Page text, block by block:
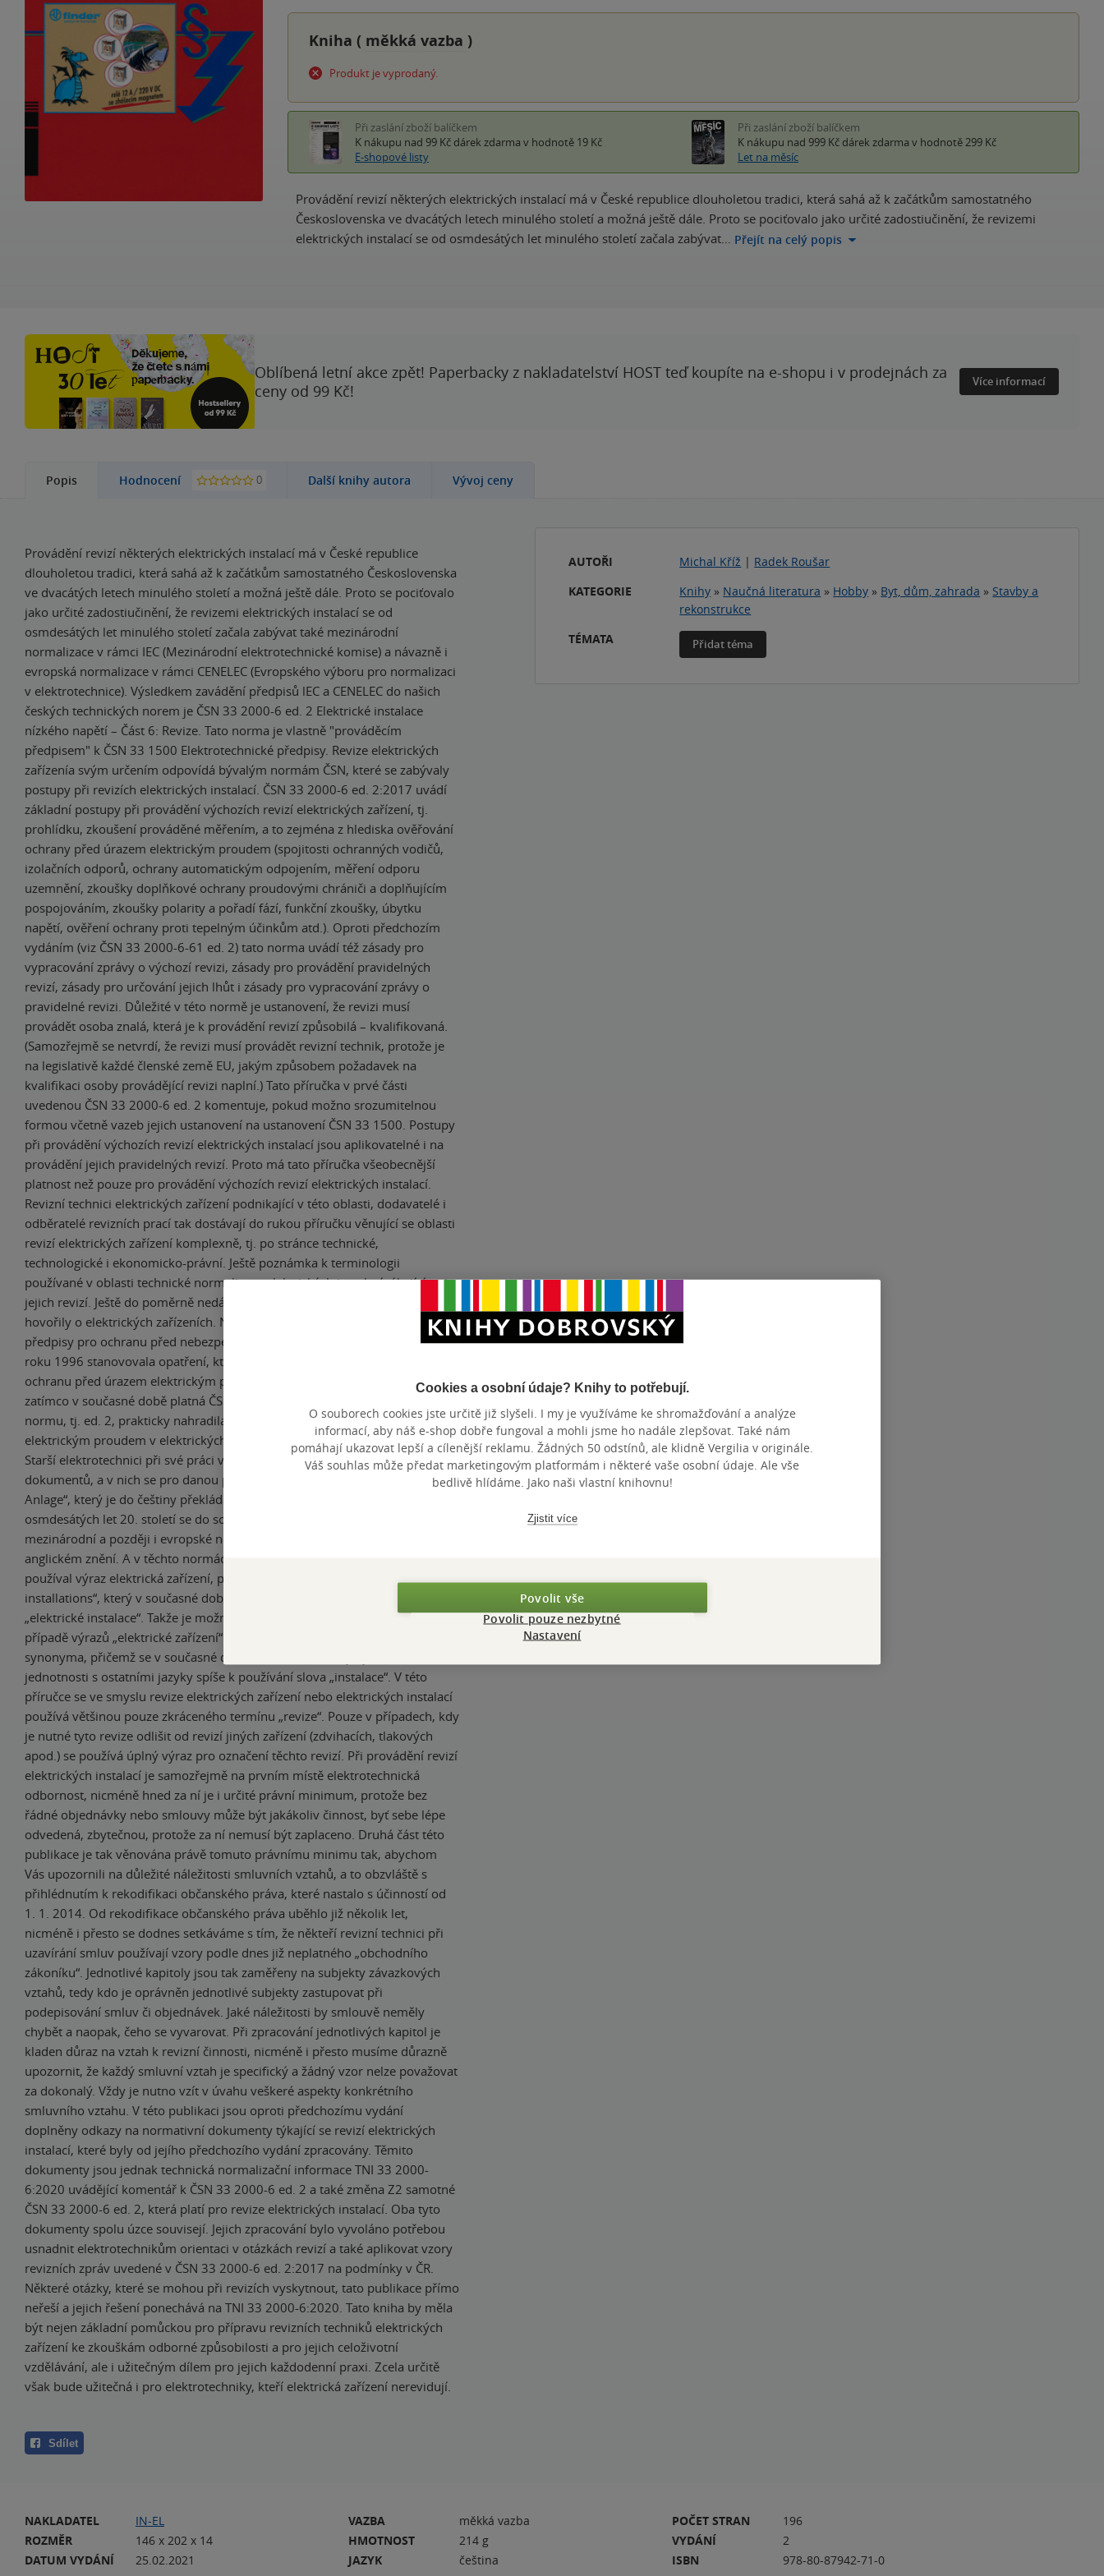
Kniha ( měkká vazba )
Produkt je vyprodaný.
Při zaslání zboží balíčkem
K nákupu nad 99 Kč dárek zdarma v hodnotě 19 Kč
E-shopové listy
Při zaslání zboží balíčkem
K nákupu nad 999 Kč dárek zdarma v hodnotě 299 Kč
Let na měsíc
Provádění revizí některých elektrických instalací má v České republice dlouholetou tradici, která sahá až k začátkům samostatného
Československa ve dvacátých letech minulého století a možná ještě dále. Proto se pociťovalo jako určité zadostiučinění, že revizemi
elektrických instalací se od osmdesátých let minulého století začala zabývat… Přejít na celý popis
Oblíbená letní akce zpět! Paperbacky z nakladatelství HOST teď koupíte na e-shopu i v prodejnách za
ceny od 99 Kč!
Více informací
Popis Hodnocení 0 Další knihy autora Vývoj ceny
Provádění revizí některých elektrických instalací má v České republice
dlouholetou tradici, která sahá až k začátkům samostatného Československa
ve dvacátých letech minulého století a možná ještě dále. Proto se pociťovalo
jako určité zadostiučinění, že revizemi elektrických instalací se od
osmdesátých let minulého století začala zabývat také mezinárodní
normalizace v rámci IEC (Mezinárodní elektrotechnické komise) a návazně i
evropská normalizace v rámci CENELEC (Evropského výboru pro normalizaci
v elektrotechnice). Výsledkem zavádění předpisů lEC a CENELEC do našich
českých technických norem je ČSN 33 2000-6 ed. 2 Elektrické instalace
nízkého napětí – Část 6: Revize. Tato norma je vlastně "prováděcím
předpisem" k ČSN 33 1500 Elektrotechnické předpisy. Revize elektrických
zařízenía svým určením odpovídá bývalým normám ČSN, které se zabývaly
postupy při revizích elektrických instalací. ČSN 33 2000-6 ed. 2:2017 uvádí
základní postupy při provádění výchozích revizí elektrických zařízení, tj.
prohlídku, zkoušení prováděné měřením, a to zejména z hlediska ověřování
ochrany před úrazem elektrickým proudem (spojitosti ochranných vodičů,
izolačních odporů, ochrany automatickým odpojením, měření odporu
uzemnění, zkoušky doplňkové ochrany proudovými chrániči a doplňujícím
pospojováním, zkoušky polarity a pořadí fází, funkční zkoušky, úbytku
napětí, ověření ochrany proti tepelným účinkům atd.). Oproti předchozím
vydáním (viz ČSN 33 2000-6-61 ed. 2) tato norma uvádí též zásady pro
vypracování zprávy o výchozí revizi, zásady pro provádění pravidelných
revizí, zásady pro určování jejich lhůt i zásady pro vypracování zprávy o
pravidelné revizi. Důležité v této normě je ustanovení, že revizi musí
provádět osoba znalá, která je k provádění revizí způsobilá – kvalifikovaná.
(Samozřejmě se netvrdí, že revizi musí provádět revizní technik, protože je
na legislativě každé členské země EU, jakým způsobem požadavek na
kvalifikaci osoby provádějící revizi naplní.) Tato příručka v prvé části
uvedenou ČSN 33 2000-6 ed. 2 komentuje, pokud možno srozumitelnou
formou včetně vazeb jejich ustanovení na ustanovení ČSN 33 1500. Postupy
při provádění výchozích revizí elektrických instalací jsou aplikovatelné i na
provádění jejich pravidelných revizí. Proto má tato příručka všeobecnější
platnost než pouze pro provádění výchozích revizí elektrických instalací.
Revizní technici elektrických zařízení podnikající v této oblasti, dodavatelé i
odběratelé revizních prací tak dostávají do rukou příručku věnující se oblasti
revizí elektrických zařízení komplexně, tj. po stránce technické,
technologické i ekonomicko-právní. Ještě poznámka k terminologii
používané v oblasti technické normalizace elektrických instalací týkající se i
jejich revizí. Ještě do poměrně nedávné doby technické normy dané oblasti
hovořily o elektrických zařízeních. Například ČSN 34 1010:1965 Všeobecné
předpisy pro ochranu před nebezpečným dotykovým napětím, která až do
roku 1996 stanovovala opatření, která u elektrických zařízení poskytují
ochranu před úrazem elektrickým proudem při dotyku nebo přiblížení,
zatímco v současné době platná ČSN 33 2000-4-41 ed. 3, která tu předchozí
normu, tj. ed. 2, prakticky nahradila, se zabývá ochranou před úrazem
elektrickým proudem v elektrických instalacích. Proč k této změně došlo?
Starší elektrotechnici při své práci vycházeli především z německy psaných
dokumentů, a v nich se pro danou problematiku používal výraz „elektrische
Anlage“, který je do češtiny překládán jako „elektrické zařízení“. Od konce
osmdesátých let 20. století se do soustavy ČSN stále více zaváděly
mezinárodní a později i evropské normy, které byly přístupné obvykle v
anglickém znění. A v těchto normách se ve stejném významu, jako se dříve
používal výraz elektrická zařízení, používá anglický výraz „electrical
installations“, který v současné době ve většině případů překládáme jako
„elektrické instalace“. Takže je možno uvést, že v dané souvislosti se v
případě výrazů „elektrické zařízení“ a „elektrické instalace“ jedná prakticky o
synonyma, přičemž se v současné době kloníme v rámci jazykové
jednotnosti s ostatními jazyky spíše k používání slova „instalace“. V této
příručce se ve smyslu revize elektrických zařízení nebo elektrických instalací
používá většinou pouze zkráceného termínu „revize“. Pouze v případech, kdy
je nutné tyto revize odlišit od revizí jiných zařízení (zdvihacích, tlakových
apod.) se používá úplný výraz pro označení těchto revizí. Při provádění revizí
elektrických instalací je samozřejmě na prvním místě elektrotechnická
odbornost, nicméně hned za ní je i určité právní minimum, protože bez
řádné objednávky nebo smlouvy může být jakákoliv činnost, byť sebe lépe
odvedená, zbytečnou, protože za ní nemusí být zaplaceno. Druhá část této
publikace je tak věnována právě tomuto právnímu minimu tak, abychom
Vás upozornili na důležité náležitosti smluvních vztahů, a to obzvláště s
přihlédnutím k rekodifikaci občanského práva, které nastalo s účinností od
1. 1. 2014. Od rekodifikace občanského práva uběhlo již několik let,
nicméně i přesto se dodnes setkáváme s tím, že někteří revizní technici při
uzavírání smluv používají vzory podle dnes již neplatného „obchodního
zákoníku“. Jednotlivé kapitoly jsou tak zaměřeny na subjekty závazkových
vztahů, tedy kdo je oprávněn jednotlivé subjekty zastupovat při
podepisování smluv či objednávek. Jaké náležitosti by smlouvě neměly
chybět a naopak, čeho se vyvarovat. Při zpracování jednotlivých kapitol je
kladen důraz na vztah k revizní činnosti, nicméně i přesto musíme důrazně
upozornit, že každý smluvní vztah je specifický a žádný vzor nelze považovat
za dokonalý. Vždy je nutno vzít v úvahu veškeré aspekty konkrétního
smluvního vztahu. V této publikaci jsou oproti předchozímu vydání
doplněny odkazy na normativní dokumenty týkající se revizí elektrických
instalací, které byly od jejího předchozího vydání zpracovány. Těmito
dokumenty jsou jednak technická normalizační informace TNI 33 2000-
6:2020 uvádějící komentář k ČSN 33 2000-6 ed. 2 a také změna Z2 samotné
ČSN 33 2000-6 ed. 2, která platí pro revize elektrických instalací. Oba tyto
dokumenty spolu úzce souvisejí. Jejich zpracování bylo vyvoláno potřebou
usnadnit elektrotechnikům orientaci v otázkách revizí a také aplikovat vzory
revizních zpráv uvedené v ČSN 33 2000-6 ed. 2:2017 na podmínky v ČR.
Některé otázky, které se mohou při revizích vyskytnout, tato publikace přímo
neřeší a jejich řešení ponechává na TNI 33 2000-6:2020. Tato kniha by měla
být nejen základní pomůckou pro přípravu revizních techniků elektrických
zařízení ke zkouškám odborné způsobilosti a pro jejich celoživotní
vzdělávání, ale i užitečným dílem pro jejich každodenní praxi. Zcela určitě
však bude užitečná i pro elektrotechniky, kteří elektrická zařízení nerevidují.
Sdílet
AUTOŘI Michal Kříž | Radek Roušar
KATEGORIE
Knihy » Naučná literatura » Hobby » Byt, dům, zahrada » Stavby a
rekonstrukce
TÉMATA
Přidat téma
NAKLADATEL
IN-EL
ROZMĚR
146 x 202 x 14
DATUM VYDÁNÍ
25.02.2021
VAZBA
měkká vazba
HMOTNOST
214 g
JAZYK
čeština
POČET STRAN
196
VYDÁNÍ
2
ISBN
978-80-87942-71-0
Cookies a osobní údaje? Knihy to potřebují.
O souborech cookies jste určitě již slyšeli. I my je využíváme ke shromažďování a analýze
informací, aby náš e-shop dobře fungoval a mohli jsme ho nadále zlepšovat. Také nám
pomáhají ukazovat lepší a cílenější reklamu. Žádných 50 odstínů, ale klidně Vergilia v originále.
Váš souhlas může předat marketingovým platformám i některé vaše osobní údaje. Ale vše
bedlivě hlídáme. Jako naši vlastní knihovnu!
Zjistit více
Povolit vše
Povolit pouze nezbytné
Nastavení